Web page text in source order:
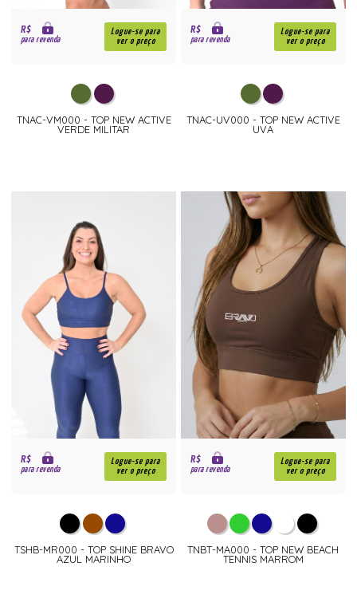
R$
para revenda
Logue-se para
ver o preço
TNAC-VM000 - TOP NEW ACTIVE
VERDE MILITAR
R$
para revenda
Logue-se para
ver o preço
TNAC-UV000 - TOP NEW ACTIVE
UVA
R$
para revenda
Logue-se para
ver o preço
TSHB-MR000 - TOP SHINE BRAVO
AZUL MARINHO
R$
para revenda
Logue-se para
ver o preço
TNBT-MA000 - TOP NEW BEACH
TENNIS MARROM